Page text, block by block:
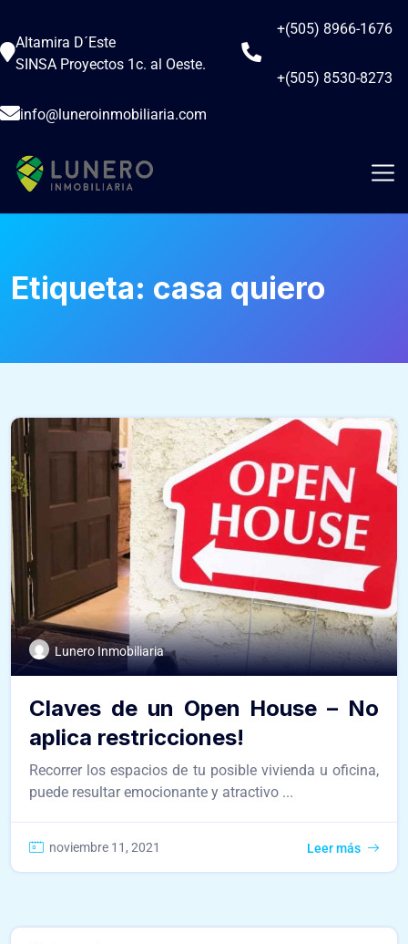
Altamira D´Este
SINSA Proyectos 1c. al Oeste.
+(505) 8966-1676
+(505) 8530-8273
info@luneroinmobiliaria.com
Etiqueta: casa quiero
Lunero Inmobiliaria
Claves de un Open House – No
aplica restricciones!
Recorrer los espacios de tu posible vivienda u oficina,
puede resultar emocionante y atractivo ...
noviembre 11, 2021 Leer más